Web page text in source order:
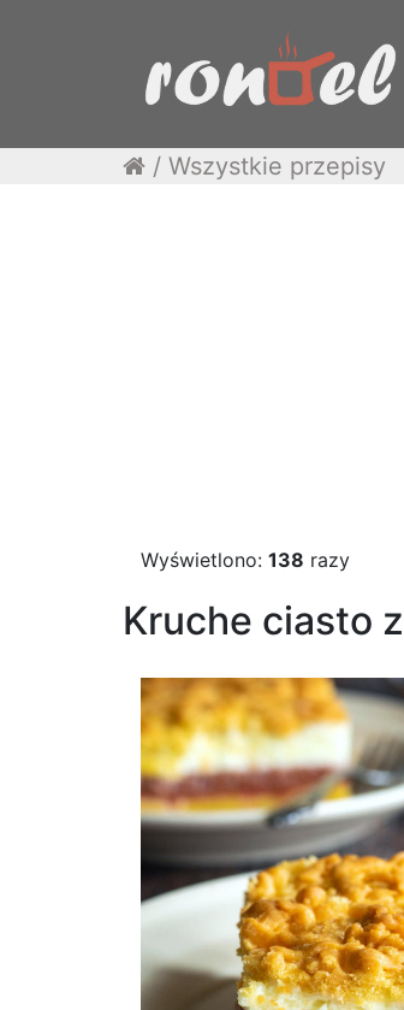
/ Wszystkie przepisy
Wyświetlono: 138 razy
Kruche ciasto